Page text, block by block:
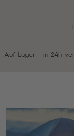
Auf Lager - in 24h